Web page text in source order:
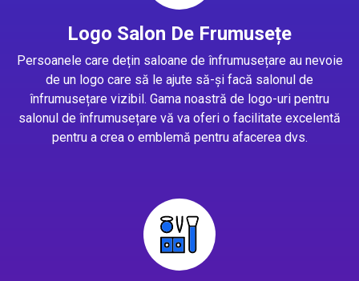
Logo Salon De Frumusețe
Persoanele care dețin saloane de înfrumusețare au nevoie
de un logo care să le ajute să-și facă salonul de
înfrumusețare vizibil. Gama noastră de logo-uri pentru
salonul de înfrumusețare vă va oferi o facilitate excelentă
pentru a crea o emblemă pentru afacerea dvs.